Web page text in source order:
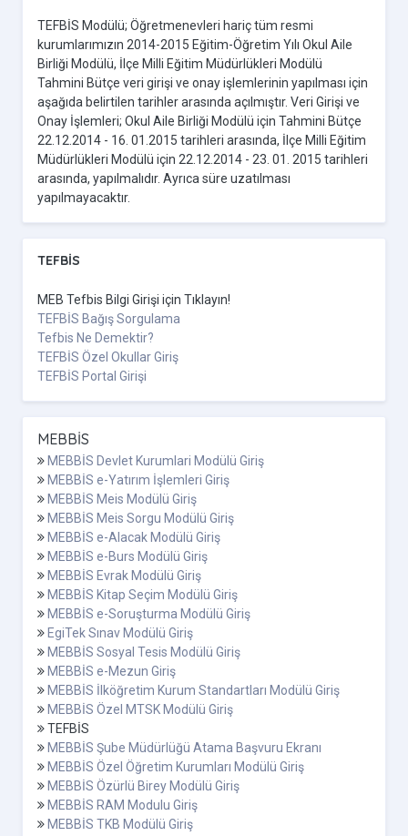
TEFBİS Modülü; Öğretmenevleri hariç tüm resmi
kurumlarımızın 2014-2015 Eğitim-Öğretim Yılı Okul Aile
Birliği Modülü, İlçe Milli Eğitim Müdürlükleri Modülü
Tahmini Bütçe veri girişi ve onay işlemlerinin yapılması için
aşağıda belirtilen tarihler arasında açılmıştır. Veri Girişi ve
Onay İşlemleri; Okul Aile Birliği Modülü için Tahmini Bütçe
22.12.2014 - 16. 01.2015 tarihleri arasında, İlçe Milli Eğitim
Müdürlükleri Modülü için 22.12.2014 - 23. 01. 2015 tarihleri
arasında, yapılmalıdır. Ayrıca süre uzatılması
yapılmayacaktır.
TEFBİS
MEB Tefbis Bilgi Girişi için Tıklayın!
TEFBİS Bağış Sorgulama
Tefbis Ne Demektir?
TEFBİS Özel Okullar Giriş
TEFBİS Portal Girişi
MEBBİS
MEBBİS Devlet Kurumlari Modülü Giriş
MEBBİS e-Yatırım İşlemleri Giriş
MEBBİS Meis Modülü Giriş
MEBBİS Meis Sorgu Modülü Giriş
MEBBİS e-Alacak Modülü Giriş
MEBBİS e-Burs Modülü Giriş
MEBBİS Evrak Modülü Giriş
MEBBİS Kitap Seçim Modülü Giriş
MEBBİS e-Soruşturma Modülü Giriş
EgiTek Sınav Modülü Giriş
MEBBİS Sosyal Tesis Modülü Giriş
MEBBİS e-Mezun Giriş
MEBBİS İlköğretim Kurum Standartları Modülü Giriş
MEBBİS Özel MTSK Modülü Giriş
TEFBİS
MEBBİS Şube Müdürlüğü Atama Başvuru Ekranı
MEBBİS Özel Öğretim Kurumları Modülü Giriş
MEBBİS Özürlü Birey Modülü Giriş
MEBBİS RAM Modulu Giriş
MEBBİS TKB Modülü Giriş